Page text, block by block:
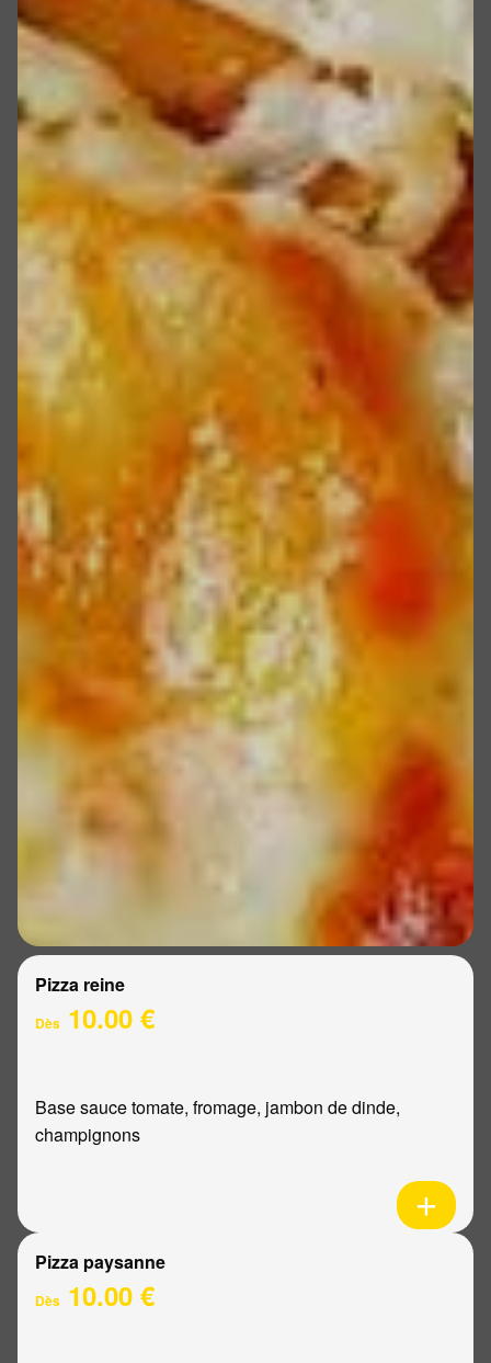
Pizza reine
Dès 10.00 €
Base sauce tomate, fromage, jambon de dinde,
champignons
Pizza paysanne
Dès 10.00 €